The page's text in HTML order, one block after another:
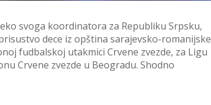
svoga koordinatora za Republiku Srpsku,
dece iz opština sarajevsko-romanijske
fudbalskoj utakmici Crvene zvezde, za Ligu
Crvene zvezde u Beogradu. Shodno